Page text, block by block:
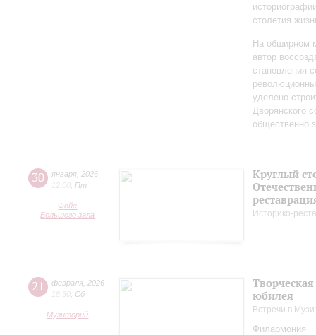
столетия
На обширном
автор
становления
уделено
Дворянского
общественно
30 января 2026
12:00 Пт
Фойе
Большого зала
Круглый
Историко-
21 февраля 2026
18:30 Сб
Музиторий
юбилея
Встречи в